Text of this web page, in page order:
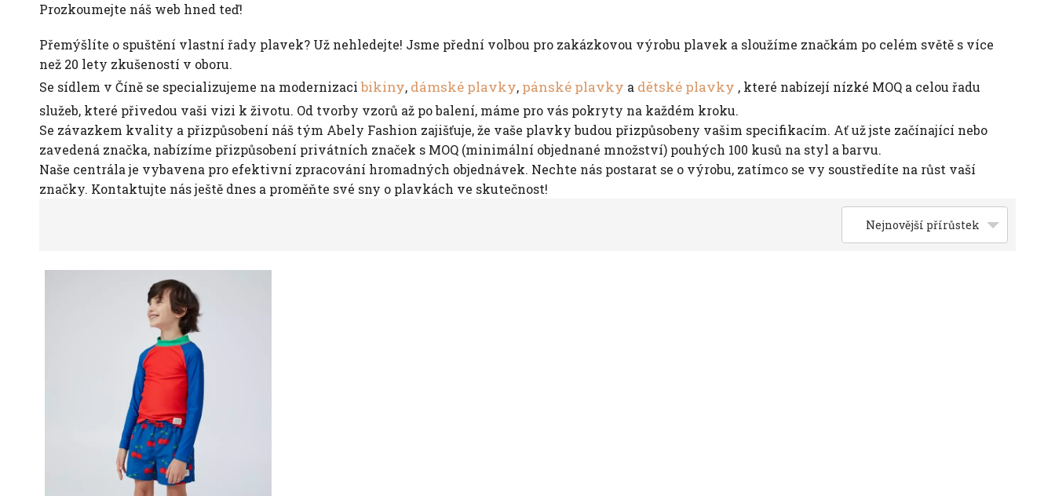
Prozkoumejte náš web hned teď!
Přemýšlíte o spuštění vlastní řady plavek? Už nehledejte! Jsme přední volbou pro zakázkovou výrobu plavek a sloužíme značkám po celém světě s více
než 20 lety zkušeností v oboru.
Se sídlem v Číně se specializujeme na modernizacibikiny, dámské plavky, pánské plavky a dětské plavky , které nabízejí nízké MOQ a celou řadu
služeb, které přivedou vaši vizi k životu. Od tvorby vzorů až po balení, máme pro vás pokryty na každém kroku.
Se závazkem kvality a přizpůsobení náš tým Abely Fashion zajišťuje, že vaše plavky budou přizpůsobeny vašim specifikacím. Ať už jste začínající nebo
zavedená značka, nabízíme přizpůsobení privátních značek s MOQ (minimální objednané množství) pouhých 100 kusů na styl a barvu.
Naše centrála je vybavena pro efektivní zpracování hromadných objednávek. Nechte nás postarat se o výrobu, zatímco se vy soustředíte na růst vaší
značky. Kontaktujte nás ještě dnes a proměňte své sny o plavkách ve skutečnost!
Nejnovější přírůstek